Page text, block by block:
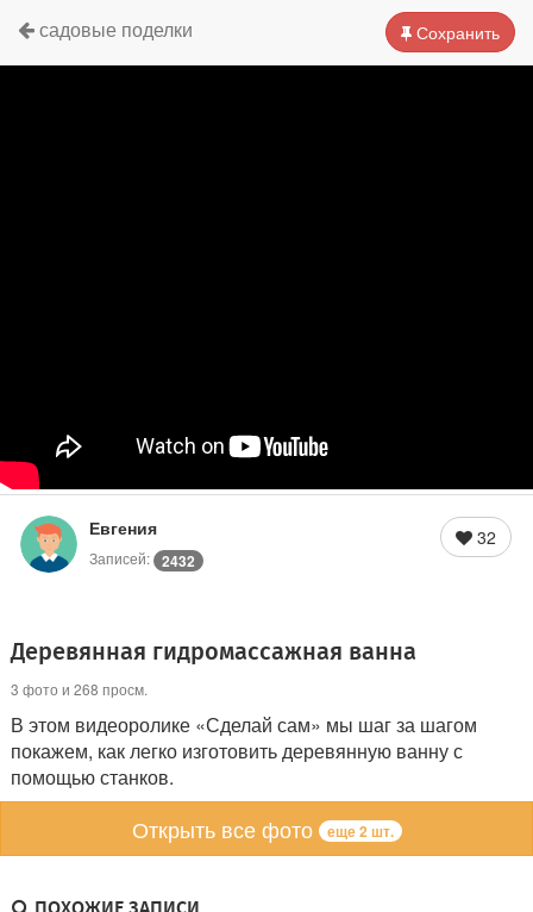
Сохранить
садовые поделки
Евгения
Записей: 2432
32
Деревянная гидромассажная ванна
3 фото и 268 просм.
В этом видеоролике «Сделай сам» мы шаг за шагом
покажем, как легко изготовить деревянную ванну с
помощью станков.
Открыть все фото еще 2 шт.